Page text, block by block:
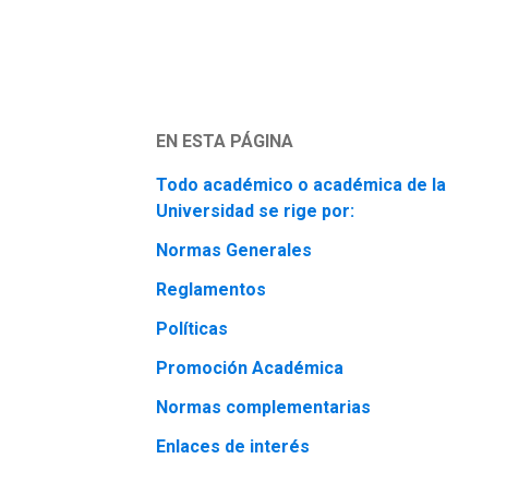
EN ESTA PÁGINA
Todo académico o académica de la
Universidad se rige por:
Normas Generales
Reglamentos
Políticas
Promoción Académica
Normas complementarias
Enlaces de interés